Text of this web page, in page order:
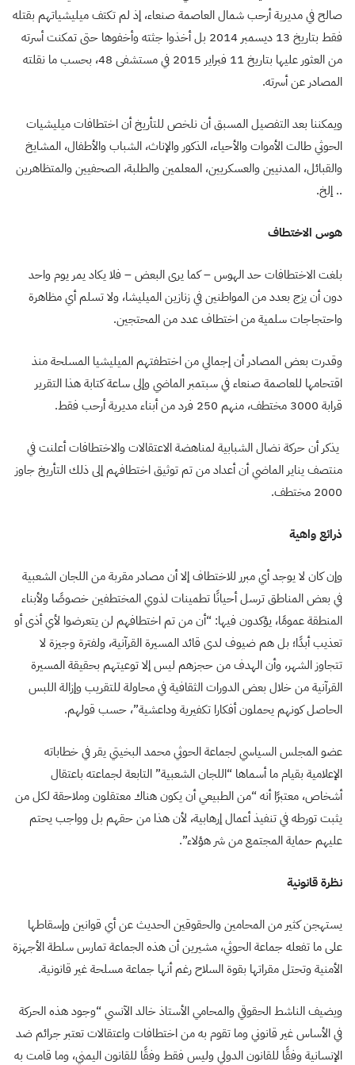
صالح في مديرية أرحب شمال العاصمة صنعاء، إذ لم تكتف ميليشياتهم بقتله
فقط بتاريخ 13 ديسمبر 2014 بل أخذوا جثته وأخفوها حتى تمكنت أسرته
من العثور عليها بتاريخ 11 فبراير 2015 في مستشفى 48، بحسب ما نقلته
المصادر عن أسرته.
ويمكننا بعد التفصيل المسبق أن نلخص للتأريخ أن اختطافات ميليشيات
الحوثي طالت الأموات والأحياء، الذكور والإناث، الشباب والأطفال، المشايخ
والقبائل، المدنيين والعسكريين، المعلمين والطلبة، الصحفيين والمتظاهرين
.. إلخ.
هوس الاختطاف
بلغت الاختطافات حد الهوس – كما يرى البعض – فلا يكاد يمر يوم واحد
دون أن يزج بعدد من المواطنين في زنازين الميليشا، ولا تسلم أي مظاهرة
واحتجاجات سلمية من اختطاف عدد من المحتجين.
وقدرت بعض المصادر أن إجمالي من اختطفتهم الميليشيا المسلحة منذ
اقتحامها للعاصمة صنعاء في سبتمبر الماضي وإلى ساعة كتابة هذا التقرير
قرابة 3000 مختطف، منهم 250 فرد من أبناء مديرية أرحب فقط.
يذكر أن حركة نضال الشبابية لمناهضة الاعتقالات والاختطافات أعلنت في
منتصف يناير الماضي أن أعداد من تم توثيق اختطافهم إلى ذلك التأريخ جاوز
2000 مختطف.
ذرائع واهية
وإن كان لا يوجد أي مبرر للاختطاف إلا أن مصادر مقربة من اللجان الشعبية
في بعض المناطق ترسل أحيانًا تطمينات لذوي المختطفين خصوصًا ولأبناء
المنطقة عمومًا، يؤكدون فيها: “أن من تم اختطافهم لن يتعرضوا لأي أذى أو
تعذيب أبدًا؛ بل هم ضيوف لدى قائد المسيرة القرآنية، ولفترة وجيزة لا
تتجاوز الشهر، وأن الهدف من حجزهم ليس إلا توعيتهم بحقيقة المسيرة
القرآنية من خلال بعض الدورات الثقافية في محاولة للتقريب وإزالة اللبس
الحاصل كونهم يحملون أفكارا تكفيرية وداعشية”، حسب قولهم.
عضو المجلس السياسي لجماعة الحوثي محمد البخيتي يقر في خطاباته
الإعلامية بقيام ما أسماها “اللجان الشعبية” التابعة لجماعته باعتقال
أشخاص، معتبرًا أنه “من الطبيعي أن يكون هناك معتقلون وملاحقة لكل من
يثبت تورطه في تنفيذ أعمال إرهابية، لأن هذا من حقهم بل وواجب يحتم
عليهم حماية المجتمع من شر هؤلاء”.
نظرة قانونية
يستهجن كثير من المحامين والحقوقين الحديث عن أي قوانين وإسقاطها
على ما تفعله جماعة الحوثي، مشيرين أن هذه الجماعة تمارس سلطة الأجهزة
الأمنية وتحتل مقراتها بقوة السلاح رغم أنها جماعة مسلحة غير قانونية.
ويضيف الناشط الحقوقي والمحامي الأستاذ خالد الآنسي “وجود هذه الحركة
في الأساس غير قانوني وما تقوم به من اختطافات واعتقالات تعتبر جرائم ضد
الإنسانية وفقًا للقانون الدولي وليس فقط وفقًا للقانون اليمني، وما قامت به